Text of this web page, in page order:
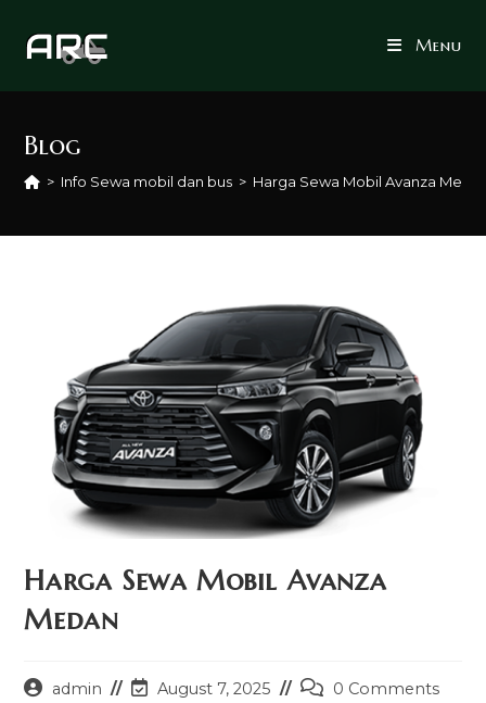
Menu
Blog
> Info Sewa mobil dan bus > Harga Sewa Mobil Avanza
Harga Sewa Mobil Avanza
Medan
Postadmin
PostAugust 7, 2025
Post0 Comments